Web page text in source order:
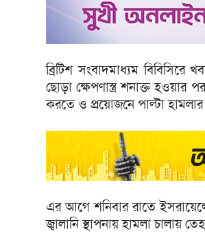
ব্রিটিশ সংবাদমাধ্যম
ছোড়া ক্ষেপণাস্ত্র শনাক্ত
করতে ও প্রয়োজনে পাল্টা
এর আগে শনিবার রাতে
জ্বালানি স্থাপনায় হামলা